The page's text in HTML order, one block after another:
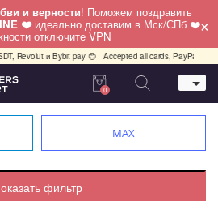
и верности! Поможем поздравить
❤️ идеально доставим в Мск/СПб ❤️
отключите VPN ×
Revolut и Bybit pay 😊 Accepted all cards, PayPal,
20 стр 7
0
MAX
фильтр